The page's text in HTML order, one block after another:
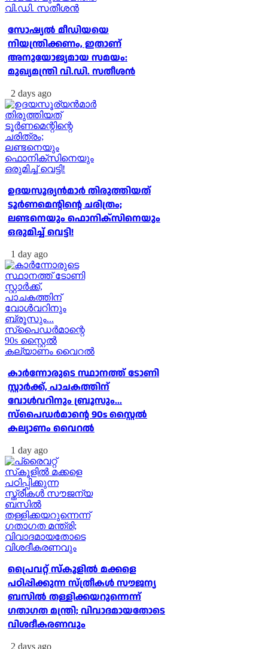
സോഷ്യല്‍ മീഡിയയെ
നിയന്ത്രിക്കണം, ഇതാണ്
അനുയോജ്യമായ സമയം:
മുഖ്യമന്ത്രി വി.ഡി. സതീശന്‍
2 days ago
ഉദയസൂര്യന്‍മാര്‍ തിരുത്തിയത്
ടൂര്‍ണമെന്റിന്റെ ചരിത്രം;
ലണ്ടനെയും ഫൊനിക്‌സിനെയും
ഒരുമിച്ച് വെട്ടി!
1 day ago
കാര്‍ന്നോരുടെ സ്ഥാനത്ത് ടോണി
സ്റ്റാര്‍ക്ക്, പാചകത്തിന്
വോള്‍വറിനും ബ്രൂസും...
സ്‌പൈഡര്‍മാന്റെ 90s സ്റ്റൈല്‍
കല്യാണം വൈറല്‍
1 day ago
പ്രൈവറ്റ് സ്‌കൂളില്‍ മക്കളെ
പഠിപ്പിക്കുന്ന സ്ത്രീകള്‍ സൗജന്യ
ബസില്‍ തള്ളിക്കയറുന്നെന്ന്
ഗതാഗത മന്ത്രി; വിവാദമായതോടെ
വിശദീകരണവും
2 days ago